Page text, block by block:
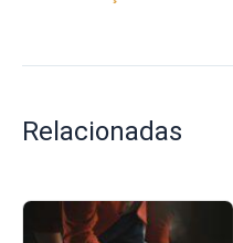
Relacionadas